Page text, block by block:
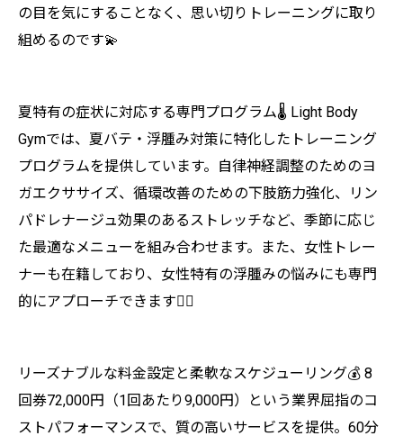
の目を気にすることなく、思い切りトレーニングに取り
組めるのです💫
夏特有の症状に対応する専門プログラム🌡️ Light Body
Gymでは、夏バテ・浮腫み対策に特化したトレーニング
プログラムを提供しています。自律神経調整のためのヨ
ガエクササイズ、循環改善のための下肢筋力強化、リン
パドレナージュ効果のあるストレッチなど、季節に応じ
た最適なメニューを組み合わせます。また、女性トレー
ナーも在籍しており、女性特有の浮腫みの悩みにも専門
的にアプローチできます👩‍⚕️
リーズナブルな料金設定と柔軟なスケジューリング💰 8
回券72,000円（1回あたり9,000円）という業界屈指のコ
ストパフォーマンスで、質の高いサービスを提供。60分